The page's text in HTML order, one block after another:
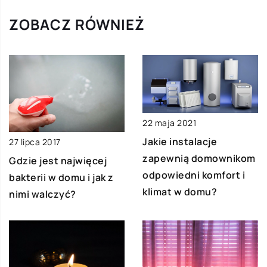
ZOBACZ RÓWNIEŻ
27 lipca 2017
Gdzie jest najwięcej
bakterii w domu i jak z
nimi walczyć?
22 maja 2021
Jakie instalacje
zapewnią domownikom
odpowiedni komfort i
klimat w domu?